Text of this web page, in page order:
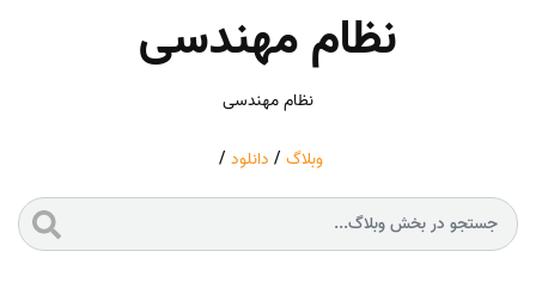
نظام مهندسی
نظام مهندسی
وبلاگ / دانلود /